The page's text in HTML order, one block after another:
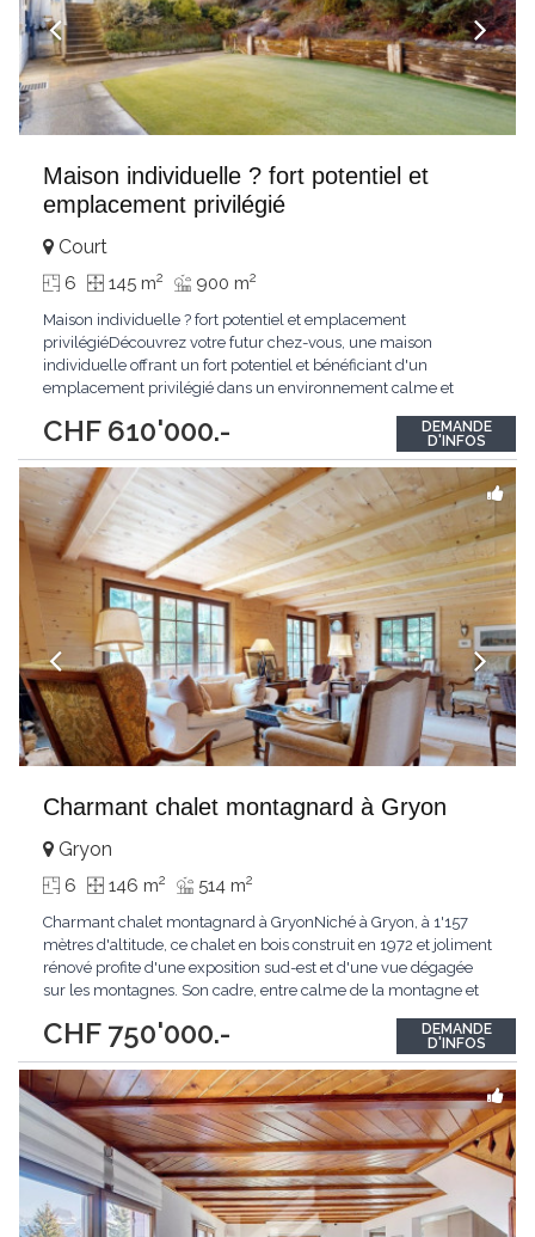
Maison individuelle ? fort potentiel et
emplacement privilégié
CHF 610'000.-
Court
6 145 m2 900 m2
Maison individuelle ? fort potentiel et emplacement
privilégiéDécouvrez votre futur chez-vous, une maison
individuelle offrant un fort potentiel et bénéficiant d'un
emplacement privilégié dans un environnement calme et
cadre de vie paisible et agréable.Implantée sur une belle
parcelle, la maison est entourée d'un grand...
DEMANDE
D'INFOS
Charmant chalet montagnard à Gryon
CHF 750'000.-
Gryon
6 146 m2 514 m2
Charmant chalet montagnard à GryonNiché à Gryon, à 1'157
mètres d'altitude, ce chalet en bois construit en 1972 et joliment
rénové profite d'une exposition sud-est et d'une vue dégagée
sur les montagnes. Son cadre, entre calme de la montagne et
pour une résidence principale que secondaire. Au rez-de-
chaussée, l'espace de...
DEMANDE
D'INFOS